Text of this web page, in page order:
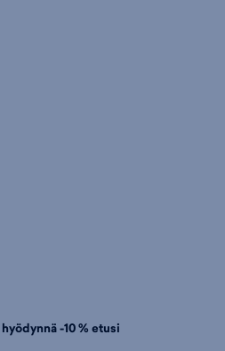
-10 % etusi